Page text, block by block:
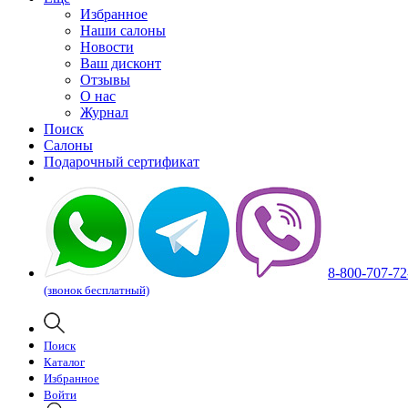
Избранное
Наши салоны
Новости
Ваш дисконт
Отзывы
О нас
Журнал
Поиск
Салоны
Подарочный сертификат
8-800-707-
(звонок бесплатный)
Поиск
Каталог
Избранное
Войти